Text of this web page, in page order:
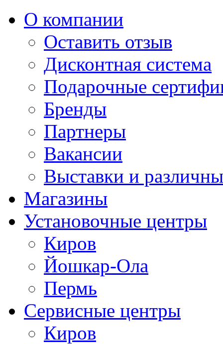
О компании
Оставить отзыв
Дисконтная система
Подарочные
Бренды
Партнеры
Вакансии
Выставки и
Магазины
Установочные центры
Киров
Йошкар-Ола
Пермь
Сервисные центры
Киров